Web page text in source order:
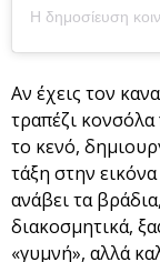
Αν έχεις τον
τραπέζι κονσόλα
το κενό,
τάξη στην
ανάβει τα
διακοσμητικά,
«γυμνή», αλλά